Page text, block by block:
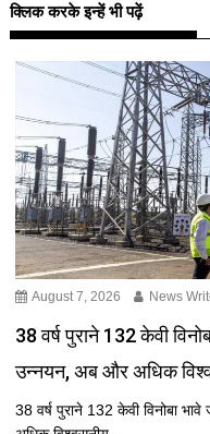
क्लिक करके इन्हें भी पढ़ें
August 7, 2026 News
38 वर्ष पुराने 132 केवी
उन्नयन, अब और अधिक
38 वर्ष पुराने 132 केवी विनोबा